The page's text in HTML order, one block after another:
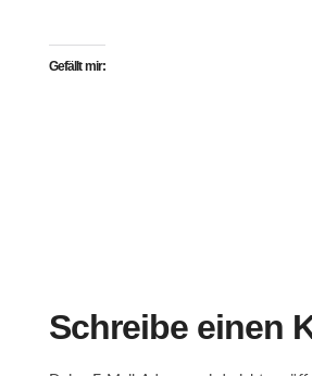
Gefällt mir:
Schreibe einen